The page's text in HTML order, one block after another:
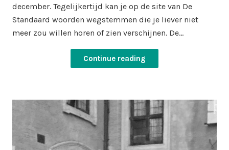
december. Tegelijkertijd kan je op de site van De
Standaard woorden wegstemmen die je liever niet
meer zou willen horen of zien verschijnen. De…
Continue reading